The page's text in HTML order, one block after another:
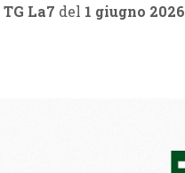
TG La7 del 1 giugno 2026